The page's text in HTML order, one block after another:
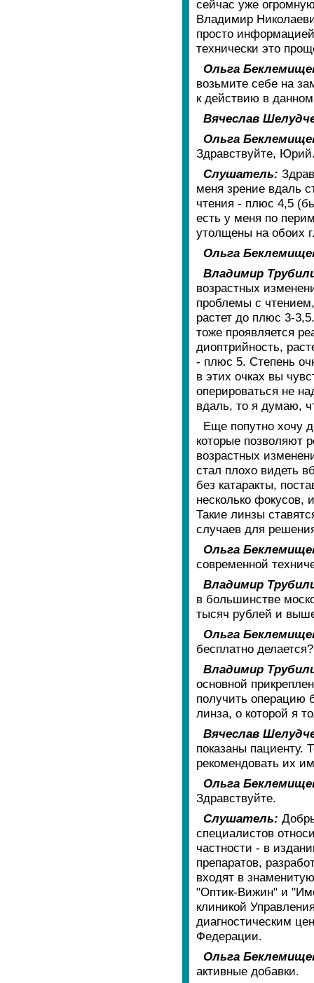
сейчас уже
Владимир
просто
технически это
Ольга
возьмите себе на
к действию в
Вячеслав
Ольга
Здравствуйте,
Слушатель:
меня зрение вдаль
чтения - плюс 4,5
есть у меня по
утолщены на обоих
Ольга
Владимир
возрастных
проблемы с
растет до плюс 3-
тоже проявляется
диоптрийность,
- плюс 5. Степень
в этих очках вы
оперироваться не
вдаль, то я думаю,
Еще попутно хочу
которые позволяют
возрастных
стал плохо видеть
без катаракты,
несколько фокусов,
Такие линзы
случаев для
Ольга
современной
Владимир
в большинстве
тысяч рублей и
Ольга
бесплатно делается?
Владимир
основной
получить операцию
линза, о которой я
Вячеслав
показаны пациенту.
рекомендовать их
Ольга
Здравствуйте.
Слушатель:
специалистов
частности - в
препаратов,
входят в
"Оптик-Вижин" и
клиникой
диагностическим
Федерации.
Ольга
активные добавки.